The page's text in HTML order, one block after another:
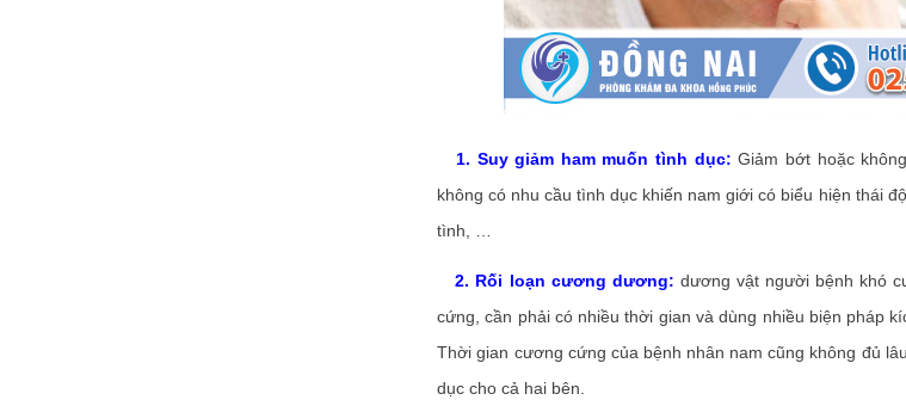
1. Suy giảm ham muốn tình dục: Giảm bớt hoặc
không có nhu cầu tình dục khiến nam giới có biểu hiện thái
tình, …
2. Rối loạn cương dương: dương vật người bệnh khó
cứng, cần phải có nhiều thời gian và dùng nhiều biện pháp
Thời gian cương cứng của bệnh nhân nam cũng không đủ
dục cho cả hai bên.